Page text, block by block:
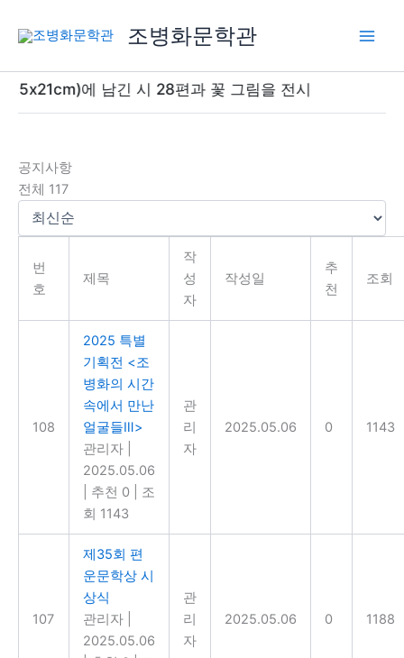
로
조병화문학관
에 남긴 시 28편과 꽃 그림을 전시
공지사항
전체 117
번
호
제목
작
성
자
작성일
추
천
조회
108
2025 특별
기획전 <조
병화의 시간
속에서 만난
얼굴들Ⅲ>
관리자
2025.05.06
추천 0
조
회 1143
관
리
자
2025.05.06 0 1143
107
제35회 편
운문학상 시
상식
관리자
2025.05.06
관
리
자
2025.05.06 0 1188